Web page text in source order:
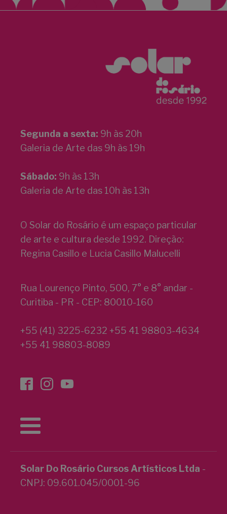
Segunda a sexta: 9h às 20h
Galeria de Arte das 9h às 19h
Sábado: 9h às 13h
Galeria de Arte das 10h às 13h
O Solar do Rosário é um espaço particular
de arte e cultura desde 1992. Direção:
Regina Casillo e Lucia Casillo Malucelli
Rua Lourenço Pinto, 500, 7° e 8° andar -
Curitiba - PR - CEP: 80010-160
+55 (41) 3225-6232 +55 41 98803-4634
+55 41 98803-8089
Solar Do Rosário Cursos Artísticos Ltda -
CNPJ: 09.601.045/0001-96